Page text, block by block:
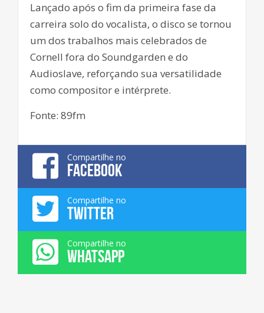
Lançado após o fim da primeira fase da
carreira solo do vocalista, o disco se tornou
um dos trabalhos mais celebrados de
Cornell fora do Soundgarden e do
Audioslave, reforçando sua versatilidade
como compositor e intérprete.
Fonte: 89fm
Compartilhe no
FACEBOOK
Compartilhe no
TWITTER
Compartilhe no
WHATSAPP